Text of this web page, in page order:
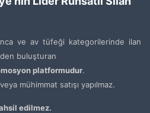
ve av tüfeği kategorilerinde ilan
buluşturan
platformudur.
mühimmat satışı yapılmaz.
edilmez.